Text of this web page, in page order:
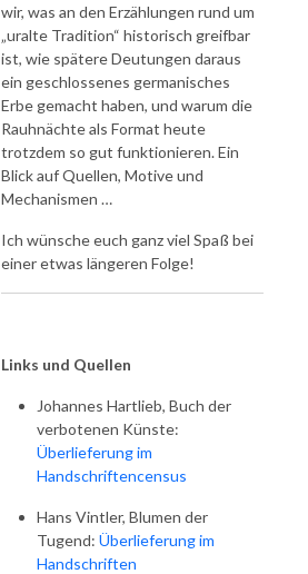
wir, was an den Erzählungen rund um
„uralte Tradition“ historisch greifbar
ist, wie spätere Deutungen daraus
ein geschlossenes germanisches
Erbe gemacht haben, und warum die
Rauhnächte als Format heute
trotzdem so gut funktionieren. Ein
Blick auf Quellen, Motive und
Mechanismen …
Ich wünsche euch ganz viel Spaß bei
einer etwas längeren Folge!
Links und Quellen
Johannes Hartlieb, Buch der
verbotenen Künste:
Überlieferung im
Handschriftencensus
Hans Vintler, Blumen der
Tugend: Überlieferung im
Handschriften